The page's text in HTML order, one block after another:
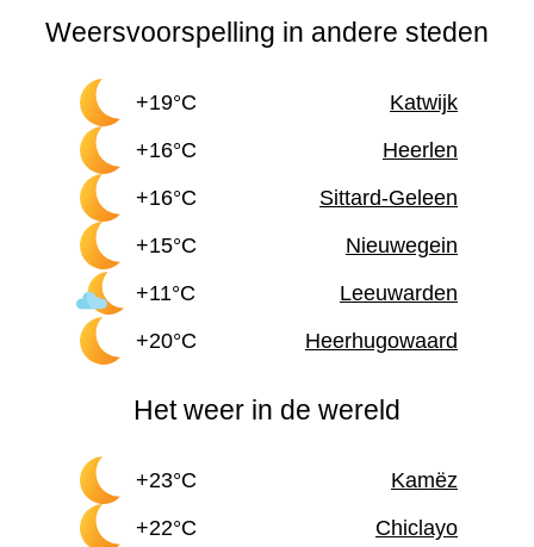
Weersvoorspelling in andere steden
+19°C
Katwijk
+16°C
Heerlen
+16°C
Sittard-Geleen
+15°C
Nieuwegein
+11°C
Leeuwarden
+20°C
Heerhugowaard
Het weer in de wereld
+23°C
Kamëz
+22°C
Chiclayo